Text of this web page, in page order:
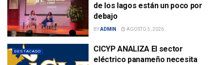
de los lagos están un poco por
debajo
BYADMIN AGOSTO 5, 2026
DESTACADO
CICYP ANALIZA El sector
eléctrico panameño necesita